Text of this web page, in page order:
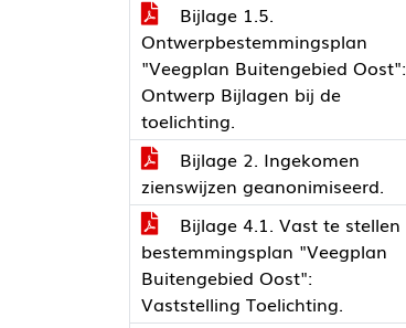
Bijlage 1.5.
Ontwerpbestemmingsplan
"Veegplan Buitengebied Oost":
Ontwerp Bijlagen bij de
toelichting.
Bijlage 2. Ingekomen
zienswijzen geanonimiseerd.
Bijlage 4.1. Vast te stellen
bestemmingsplan "Veegplan
Buitengebied Oost":
Vaststelling Toelichting.